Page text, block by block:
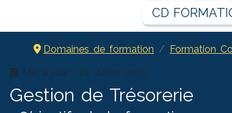
CD
Domaines de formation Formation
Mis à jour : 24 Juillet 2023
Gestion de Trésorerie